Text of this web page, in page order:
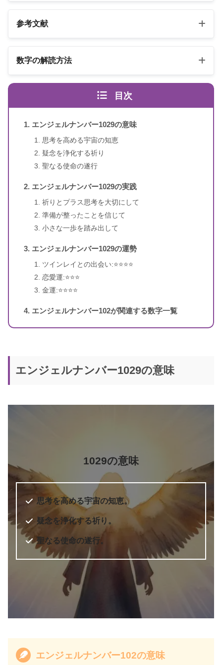
スピリカ（自己紹介はこちら）
参考文献
エンジェル・ナンバー 数字は天使
著者
ドリーン・バーチュー、リネッ
ト・ブラウン
訳者 牧野・M・美枝
出版年 2007年1月
ダイヤモンド社
出版年 2010年7月
天使のサイン エンジェル・ナンバ
数字の解読方法
エンジェルナンバーの解読方法は桁ごとに異なります
4桁のエンジェルナンバー
5桁のエンジェルナンバー
6桁のエンジェルナンバー
目次
エンジェルナンバー1029の意味
思考を高める宇宙の知恵
疑念を浄化する祈り
聖なる使命の遂行
エンジェルナンバー1029の実践
祈りとプラス思考を大切にして
準備が整ったことを信じて
小さな一歩を踏み出して
エンジェルナンバー1029の運勢
ツインレイとの出会い:⭐️⭐️⭐️⭐️
恋愛運:⭐️⭐️⭐️
金運:⭐️⭐️⭐️⭐️
エンジェルナンバー102が関連する数字一覧
エンジェルナンバー1029の意味
1029の意味
思考を高める宇宙の知恵。
疑念を浄化する祈り。
聖なる使命の遂行。
エンジェルナンバー102の意味